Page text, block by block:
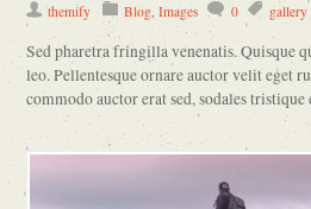
themify Blog ,Images 0 gallery
Sed pharetra fringilla venenatis. Quisque
leo. Pellentesque ornare auctor velit eget
commodo auctor erat sed, sodales tristique